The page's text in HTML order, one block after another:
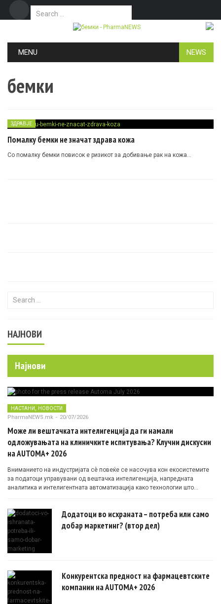
Search for:
MENU NEWS
бемки
ЗДРАВЈЕ
Помалку бемки не значат здрава кожа
Со помалку бемки повисок е ризикот за добивање рак на кожа…
Search for:
НАЈНОВИ
Најнови
НАСТАНИ НОВОСТИ
PharmaNEWS.mk - 20/07/2026
Може ли вештачката интелигенција да ги намали
одложувањата на клиничките испитувања? Клучни дискусии
на AUTOMA+ 2026
Вниманието на индустријата сè повеќе се насочува кон екосистемите
за податоци управувани од вештачка интелигенција, напредната
аналитика и интелигентната автоматизација како технологии што
Додатоци во исхраната – потреба или само
добар маркетинг? (втор дел)
Конкурентска предност на фармацевтските
компании на AUTOMA+ 2026